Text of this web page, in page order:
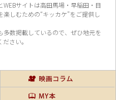
WEBサイトは高田馬場・早稲田・目
楽しむための“キッカケ”をご提供し
数掲載しているので、 ぜひ地元を
さい。